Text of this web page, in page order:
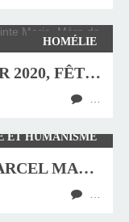
HOMÉLIE
HOMÉLIE DU 1ER JANVIER 2020, FÊTE DE SAINTE MARIE, MÈRE DE DIEU
ET HUMANISME
INTERVIEW DE SIMON MARCEL MARTINON À RADIO NOTRE DAME